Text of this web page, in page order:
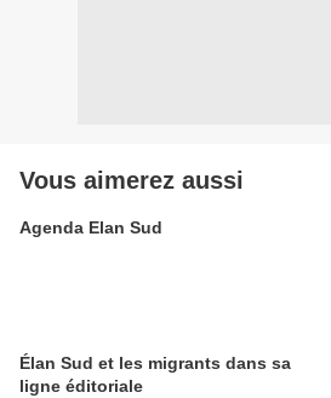
Vous aimerez aussi
Agenda Elan Sud
Élan Sud et les migrants dans sa
ligne éditoriale